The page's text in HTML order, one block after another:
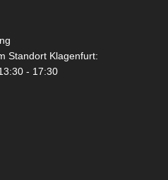
Standort Klagenfurt:
- 17:30